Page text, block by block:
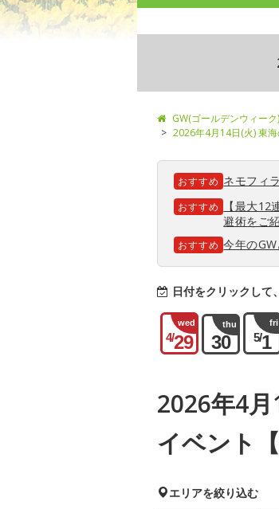
GW(ゴールデンウィー
2026年4月14日(火) 東
おすすめ ネモフィラ
おすすめ
【最大
避術をご
おすすめ 今年の
日付をクリックして
wed
4/29
thu
30
fri
5/1
2026年4
イベント
エリアを絞り込む